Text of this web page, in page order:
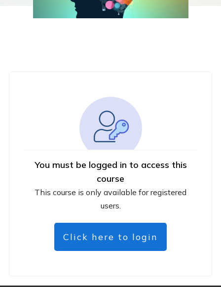
You must be logged in to access this
course
This course is only available for registered
users.
Click here to login